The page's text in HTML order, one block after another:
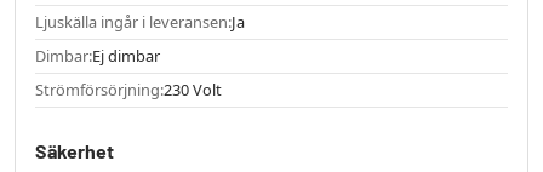
Ljuskälla ingår i leveransen:Ja
Dimbar:Ej dimbar
Strömförsörjning:230 Volt
Säkerhet